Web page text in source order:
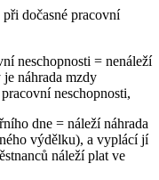
dočasné pracovní
neschopnosti = nenáleží
náhrada mzdy
neschopnosti,
dne = náleží náhrada
výdělku), a vyplácí jí
náleží plat ve